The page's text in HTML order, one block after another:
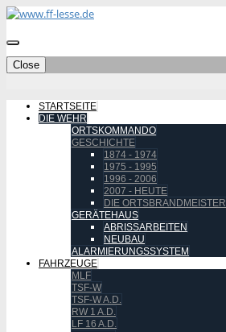
Close
STARTSEITE
DIE WEHR
ORTSKOMMANDO
GESCHICHTE
1874 - 1974
1975 - 1995
1996 - 2006
2007 - HEUTE
DIE ORTSBRANDMEISTER
GERÄTEHAUS
ABRISSARBEITEN
NEUBAU
ALARMIERUNGSSYSTEM
FAHRZEUGE
MLF
TSF-W
TSF-W A.D.
RW 1 A.D.
LF 16 A.D.